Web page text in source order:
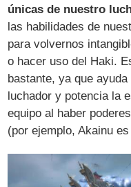
únicas de nuestro
las habilidades de
para volvernos
o hacer uso del Haki.
bastante, ya que
luchador y potencia la
equipo al haber
(por ejemplo, Akainu